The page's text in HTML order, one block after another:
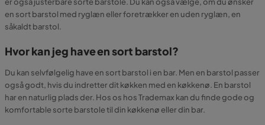
en sort barstol med ryglæn eller foretrækker en uden ryglæn, en
såkaldt barstol.
Hvor kan jeg have en sort barstol?
Du kan selvfølgelig have en sort barstol i en bar. Men en barstol passer
også godt, hvis du indretter dit køkken med en køkkenø. En barstol
har en naturlig plads der. Hos os hos Trademax kan du finde gode og
komfortable sorte barstole til din køkkenø eller din bar.